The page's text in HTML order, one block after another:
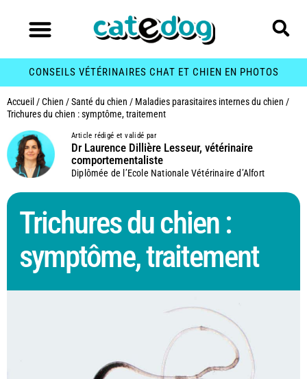
CONSEILS VÉTÉRINAIRES CHAT ET CHIEN EN PHOTOS
Accueil /Chien /Santé du chien / Maladies parasitaires internes du chien /
Trichures du chien : symptôme, traitement
Article rédigé et validé par
Dr Laurence Dillière Lesseur, vétérinaire
comportementaliste
Diplômée de l’Ecole Nationale Vétérinaire d’Alfort
Trichures du chien :
symptôme, traitement